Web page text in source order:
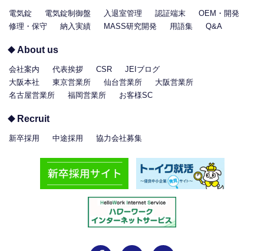
電気錠 電気錠制御盤 入退室管理 認証端末
OEM・開発
修理・保守
納入実績 MASS研究開発 用語集 Q&A
About us
会社案内 代表挨拶 CSR
JEIブログ
大阪本社
東京営業所 仙台営業所
大阪営業所
名古屋営業所
福岡営業所 お客様SC
Recruit
新卒採用 中途採用 協力会社募集